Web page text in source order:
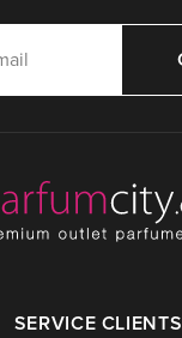
SERVICE CLIENTS